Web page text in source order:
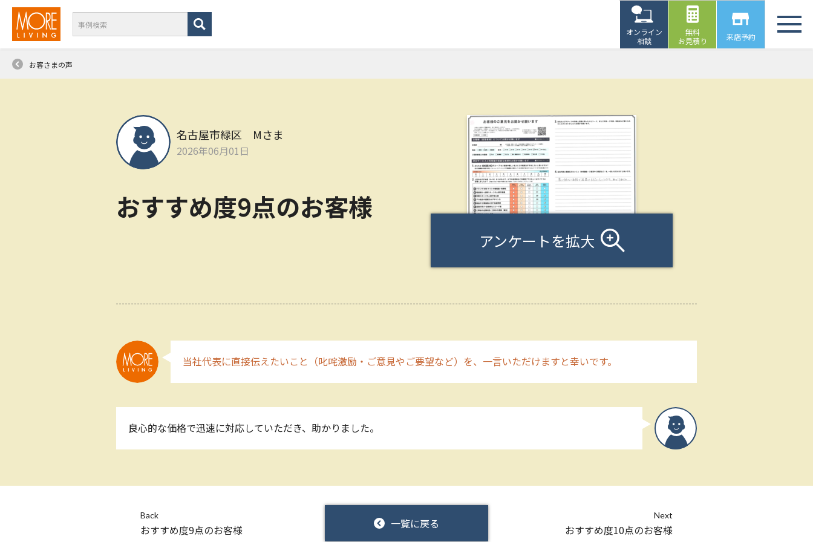
オンライン
相談
無料
お見積り
来店予約
お客さまの声
名古屋市緑区 Mさま
2026年06月01日
おすすめ度9点のお客様
アンケートを拡大
当社代表に直接伝えたいこと（叱咤激励・ご意見やご要望など）を、一言いただけますと幸いです。
良心的な価格で迅速に対応していただき、助かりました。
Back
おすすめ度9点のお客様 一覧に戻る
Next
おすすめ度10点のお客様